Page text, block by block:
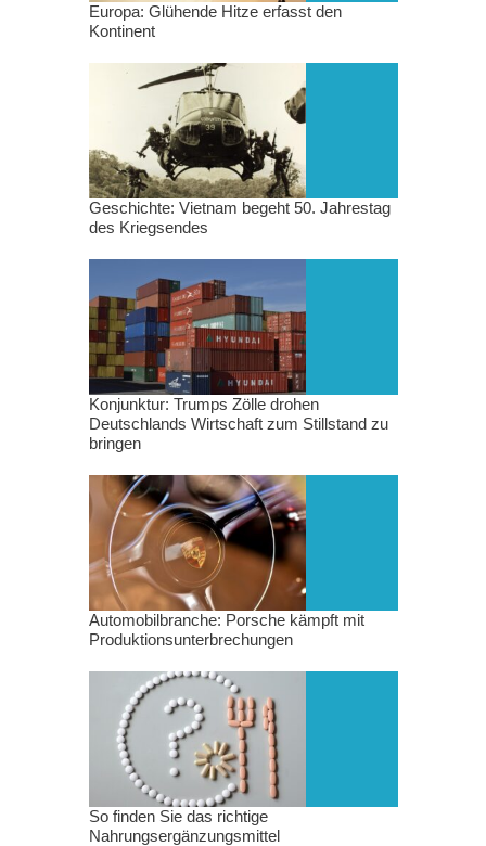
Europa: Glühende Hitze erfasst den
Kontinent
Geschichte: Vietnam begeht 50. Jahrestag
des Kriegsendes
Konjunktur: Trumps Zölle drohen
Deutschlands Wirtschaft zum Stillstand zu
bringen
Automobilbranche: Porsche kämpft mit
Produktionsunterbrechungen
So finden Sie das richtige
Nahrungsergänzungsmittel